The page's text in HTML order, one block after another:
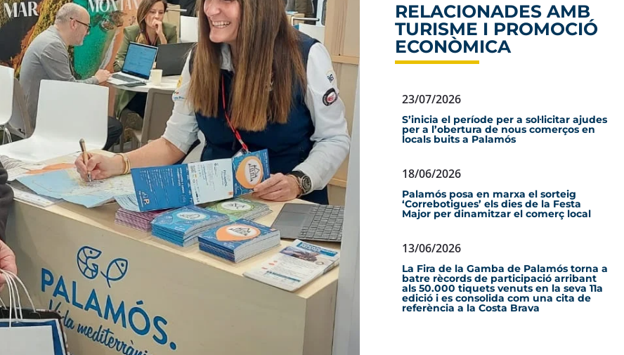
RELACIONADES AMB
TURISME I PROMOCIÓ
ECONÒMICA
23/07/2026
S’inicia el període per a sol·licitar ajudes
per a l’obertura de nous comerços en
locals buits a Palamós
18/06/2026
Palamós posa en marxa el sorteig
‘Correbotigues’ els dies de la Festa
Major per dinamitzar el comerç local
13/06/2026
La Fira de la Gamba de Palamós torna a
batre rècords de participació arribant
als 50.000 tiquets venuts en la seva 11a
edició i es consolida com una cita de
referència a la Costa Brava